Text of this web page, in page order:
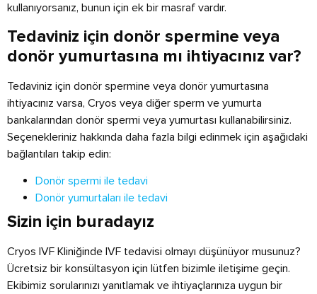
kullanıyorsanız, bunun için ek bir masraf vardır.
Tedaviniz için donör spermine veya
donör yumurtasına mı ihtiyacınız var?
Tedaviniz için donör spermine veya donör yumurtasına
ihtiyacınız varsa, Cryos veya diğer sperm ve yumurta
bankalarından donör spermi veya yumurtası kullanabilirsiniz.
Seçenekleriniz hakkında daha fazla bilgi edinmek için aşağıdaki
bağlantıları takip edin:
Donör spermi ile tedavi
Donör yumurtaları ile tedavi
Sizin için buradayız
Cryos IVF Kliniğinde IVF tedavisi olmayı düşünüyor musunuz?
Ücretsiz bir konsültasyon için lütfen bizimle iletişime geçin.
Ekibimiz sorularınızı yanıtlamak ve ihtiyaçlarınıza uygun bir